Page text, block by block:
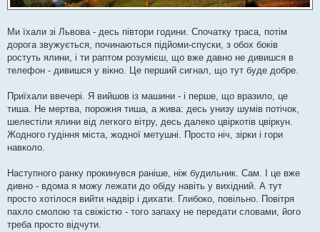
Ми їхали зі Львова - десь півтори години. Спочатку траса, потім
дорога звужується, починаються підйоми-спуски, з обох боків
ростуть ялини, і ти раптом розумієш, що вже давно не дивишся в
телефон - дивишся у вікно. Це перший сигнал, що тут буде добре.
Приїхали ввечері. Я вийшов із машини - і перше, що вразило, це
тиша. Не мертва, порожня тиша, а жива: десь унизу шумів потічок,
шелестіли ялини від легкого вітру, десь далеко цвіркотів цвіркун.
Жодного гудіння міста, жодної метушні. Просто ніч, зірки і гори
навколо.
Наступного ранку прокинувся раніше, ніж будильник. Сам. І це вже
дивно - вдома я можу лежати до обіду навіть у вихідний. А тут
просто хотілося вийти надвір і дихати. Глибоко, повільно. Повітря
пахло смолою та свіжістю - того запаху не передати словами, його
треба просто відчути.